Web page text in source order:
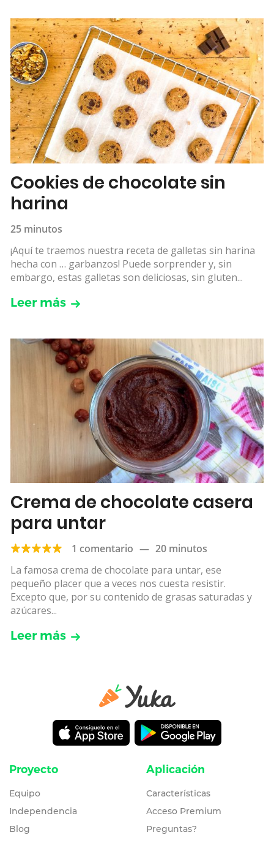
Cookies de chocolate sin
harina
25 minutos
¡Aquí te traemos nuestra receta de galletas sin harina
hecha con … garbanzos! Puede sorprender y, sin
embargo, estas galletas son deliciosas, sin gluten...
Leer más
Crema de chocolate casera
para untar
1 comentario — 20 minutos
La famosa crema de chocolate para untar, ese
pequeño placer que a veces nos cuesta resistir.
Excepto que, por su contenido de grasas saturadas y
azúcares...
Leer más
Proyecto
Equipo
Independencia
Blog
Aplicación
Características
Acceso Premium
Preguntas?